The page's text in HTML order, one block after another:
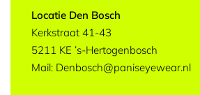
Locatie Den Bosch
Kerkstraat 41-43
5211 KE ’s-Hertogenbosch
Mail: Denbosch@paniseyewear.nl